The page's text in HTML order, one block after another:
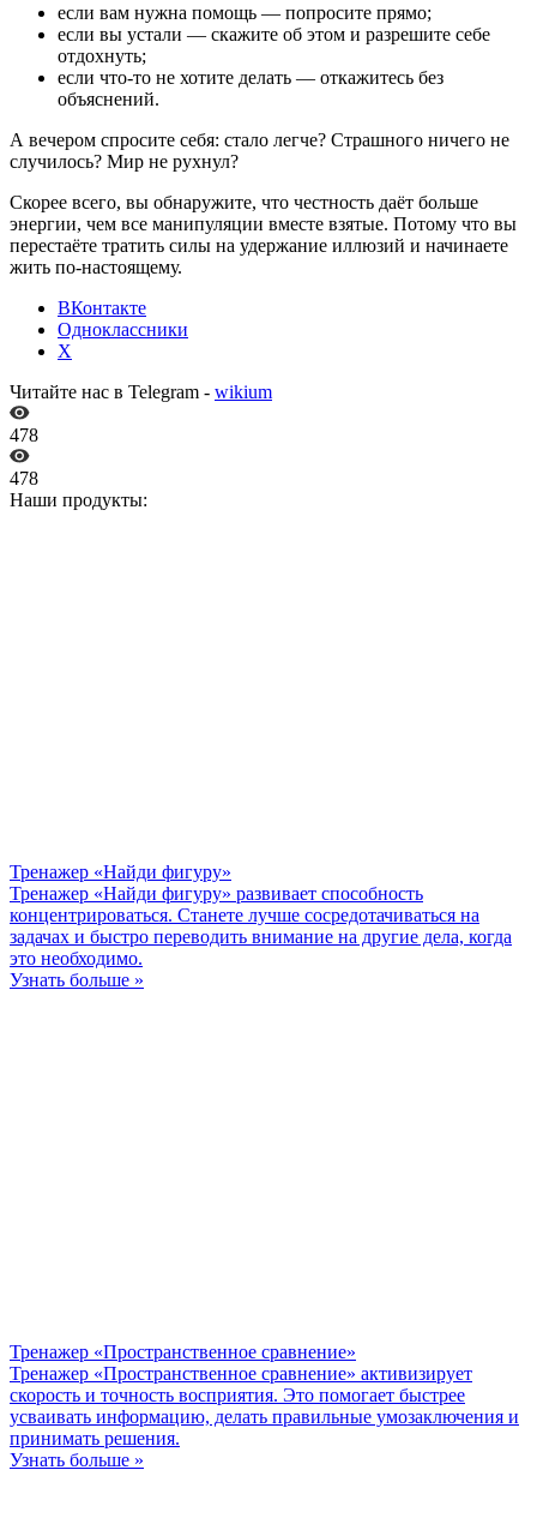
если вам нужна помощь — попросите прямо;
если вы устали — скажите об этом и разрешите себе
отдохнуть;
если что-то не хотите делать — откажитесь без
объяснений.
А вечером спросите себя: стало легче? Страшного ничего не
случилось? Мир не рухнул?
Скорее всего, вы обнаружите, что честность даёт больше
энергии, чем все манипуляции вместе взятые. Потому что вы
перестаёте тратить силы на удержание иллюзий и начинаете
жить по-настоящему.
ВКонтакте
Одноклассники
X
Читайте нас в Telegram - wikium
478
478
Наши продукты:
Тренажер «Найди фигуру»
Тренажер «Найди фигуру» развивает способность
концентрироваться. Станете лучше сосредотачиваться на
задачах и быстро переводить внимание на другие дела, когда
это необходимо.
Узнать больше »
Тренажер «Пространственное сравнение»
Тренажер «Пространственное сравнение» активизирует
скорость и точность восприятия. Это помогает быстрее
усваивать информацию, делать правильные умозаключения и
принимать решения.
Узнать больше »